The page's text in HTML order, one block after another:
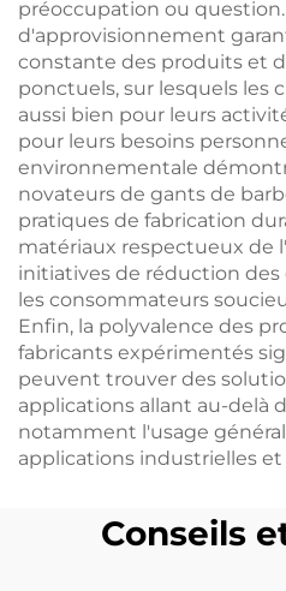
préoccupation ou
d'approvisionnement
constante des produits et
ponctuels, sur lesquels les
aussi bien pour leurs
pour leurs besoins
environnementale
novateurs de gants de
pratiques de fabrication
matériaux respectueux de
initiatives de réduction
les consommateurs
Enfin, la polyvalence des
fabricants expérimentés
peuvent trouver des
applications allant au-delà
notamment l'usage
applications industrielles
Conseils